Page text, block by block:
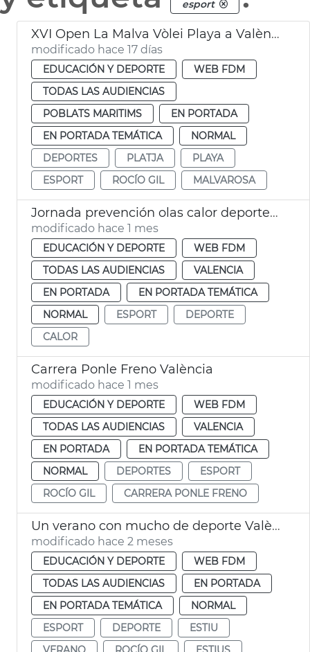
esport
XVI Open La Malva Vòlei Playa a València
modificado hace 17 días
EDUCACIÓN Y DEPORTE
WEB FDM
TODAS LAS AUDIENCIAS
POBLATS MARITIMS
EN PORTADA
EN PORTADA TEMÁTICA
NORMAL
DEPORTES
PLATJA
PLAYA
ESPORT
ROCÍO GIL MALVAROSA
Jornada prevención olas calor deportes València
modificado hace 1 mes
EDUCACIÓN Y DEPORTE
WEB FDM
TODAS LAS AUDIENCIAS
VALENCIA
EN PORTADA
EN PORTADA TEMÁTICA
NORMAL
ESPORT
DEPORTE
CALOR
Carrera Ponle Freno València
modificado hace 1 mes
EDUCACIÓN Y DEPORTE
WEB FDM
TODAS LAS AUDIENCIAS
VALENCIA
EN PORTADA
EN PORTADA TEMÁTICA
NORMAL
DEPORTES
ESPORT
ROCÍO GIL
CARRERA PONLE FRENO
Un verano con mucho de deporte València
modificado hace 2 meses
EDUCACIÓN Y DEPORTE
WEB FDM
TODAS LAS AUDIENCIAS
EN PORTADA
EN PORTADA TEMÁTICA
NORMAL
ESPORT
DEPORTE
ESTIU